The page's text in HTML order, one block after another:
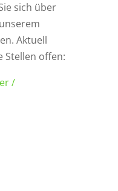
sich über
Aktuell
Stellen offen:
/